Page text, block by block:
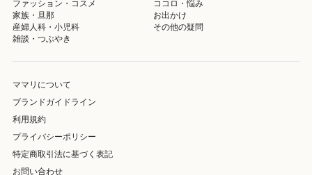
ファッション・コスメ
ココロ・悩み
家族・旦那
お出かけ
産婦人科・小児科
その他の疑問
雑談・つぶやき
ママリについて
ブランドガイドライン
利用規約
プライバシーポリシー
特定商取引法に基づく表記
お問い合わせ